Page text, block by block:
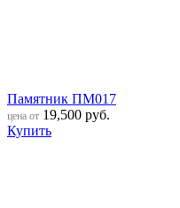
Памятник ПМ017
цена от 19,500 руб.
Купить